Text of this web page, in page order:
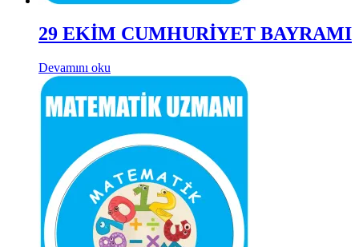
29 EKİM CUMHURİYET BAYRAMI
Devamını oku